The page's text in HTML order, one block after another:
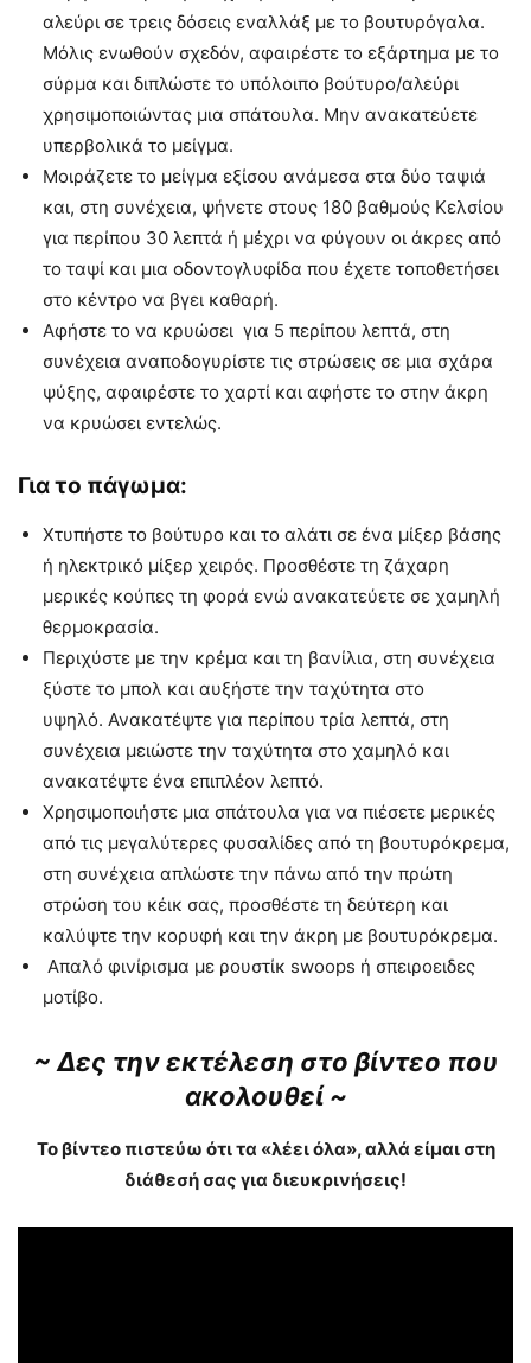
αλεύρι σε τρεις δόσεις εναλλάξ με το βουτυρόγαλα.
Μόλις ενωθούν σχεδόν, αφαιρέστε το εξάρτημα με το
σύρμα και διπλώστε το υπόλοιπο βούτυρο/αλεύρι
χρησιμοποιώντας μια σπάτουλα. Μην ανακατεύετε
υπερβολικά το μείγμα.
Μοιράζετε το μείγμα εξίσου ανάμεσα στα δύο ταψιά
και, στη συνέχεια, ψήνετε στους 180 βαθμούς Κελσίου
για περίπου 30 λεπτά ή μέχρι να φύγουν οι άκρες από
το ταψί και μια οδοντογλυφίδα που έχετε τοποθετήσει
στο κέντρο να βγει καθαρή.
Αφήστε το να κρυώσει για 5 περίπου λεπτά, στη
συνέχεια αναποδογυρίστε τις στρώσεις σε μια σχάρα
ψύξης, αφαιρέστε το χαρτί και αφήστε το στην άκρη
να κρυώσει εντελώς.
Για το πάγωμα:
Χτυπήστε το βούτυρο και το αλάτι σε ένα μίξερ βάσης
ή ηλεκτρικό μίξερ χειρός. Προσθέστε τη ζάχαρη
μερικές κούπες τη φορά ενώ ανακατεύετε σε χαμηλή
θερμοκρασία.
Περιχύστε με την κρέμα και τη βανίλια, στη συνέχεια
ξύστε το μπολ και αυξήστε την ταχύτητα στο
υψηλό. Ανακατέψτε για περίπου τρία λεπτά, στη
συνέχεια μειώστε την ταχύτητα στο χαμηλό και
ανακατέψτε ένα επιπλέον λεπτό.
Χρησιμοποιήστε μια σπάτουλα για να πιέσετε μερικές
από τις μεγαλύτερες φυσαλίδες από τη βουτυρόκρεμα,
στη συνέχεια απλώστε την πάνω από την πρώτη
στρώση του κέικ σας, προσθέστε τη δεύτερη και
καλύψτε την κορυφή και την άκρη με βουτυρόκρεμα.
Απαλό φινίρισμα με ρουστίκ swoops ή σπειροειδες
μοτίβο.
~ Δες την εκτέλεση στο βίντεο που
ακολουθεί ~
Το βίντεο πιστεύω ότι τα «λέει όλα», αλλά είμαι στη
διάθεσή σας για διευκρινήσεις!